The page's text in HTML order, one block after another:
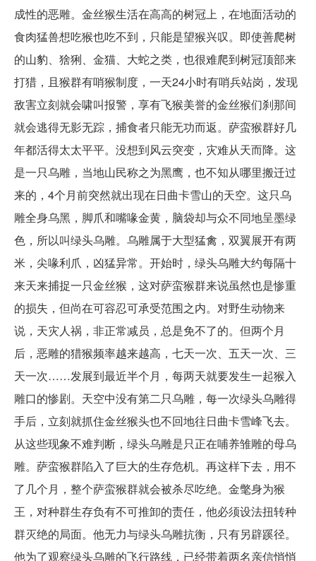
成性的恶雕。金丝猴生活在高高的树冠上，在地面活动的
食肉猛兽想吃猴也吃不到，只能是望猴兴叹。即使善爬树
的山豹、猞猁、金猫、大蛇之类，也很难爬到树冠顶部来
打猎，且猴群有哨猴制度，一天24小时有哨兵站岗，发现
敌害立刻就会啸叫报警，享有飞猴美誉的金丝猴们刹那间
就会逃得无影无踪，捕食者只能无功而返。萨蛮猴群好几
年都活得太太平平。没想到风云突变，灾难从天而降。这
是一只乌雕，当地山民称之为黑鹰，也不知从哪里搬迁过
来的，4个月前突然就出现在日曲卡雪山的天空。这只乌
雕全身乌黑，脚爪和嘴喙金黄，脑袋却与众不同地呈墨绿
色，所以叫绿头乌雕。乌雕属于大型猛禽，双翼展开有两
米，尖喙利爪，凶猛异常。开始时，绿头乌雕大约每隔十
来天来捕捉一只金丝猴，这对萨蛮猴群来说虽然也是惨重
的损失，但尚在可容忍可承受范围之内。对野生动物来
说，天灾人祸，非正常减员，总是免不了的。但两个月
后，恶雕的猎猴频率越来越高，七天一次、五天一次、三
天一次……发展到最近半个月，每两天就要发生一起猴入
雕口的惨剧。天空中没有第二只乌雕，每一次绿头乌雕得
手后，立刻就抓住金丝猴头也不回地往日曲卡雪峰飞去。
从这些现象不难判断，绿头乌雕是只正在哺养雏雕的母乌
雕。萨蛮猴群陷入了巨大的生存危机。再这样下去，用不
了几个月，整个萨蛮猴群就会被杀尽吃绝。金氅身为猴
王，对种群生存负有不可推卸的责任，他必须设法扭转种
群灭绝的局面。他无力与绿头乌雕抗衡，只有另辟蹊径。
他为了观察绿头乌雕的飞行路线，已经带着两名亲信悄悄